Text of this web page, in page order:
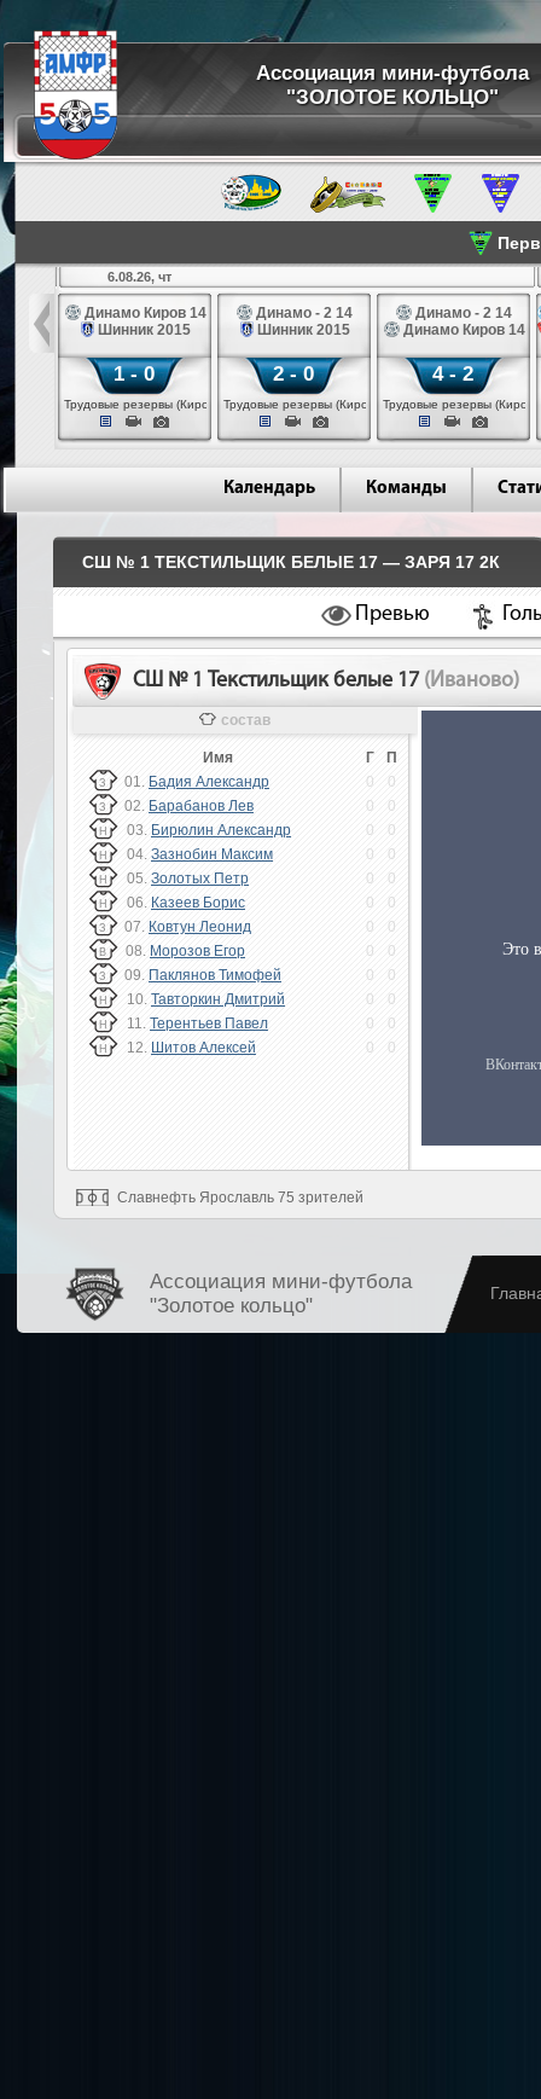
Ассоциация мини-футбола
"ЗОЛОТОЕ КОЛЬЦО"
14
6.08.26, чт
Динамо Киров 14
Шинник 2015
1 - 0
Трудовые резервы (Киров)
Динамо - 2 14
Шинник 2015
2 - 0
Трудовые резервы (Киров)
Динамо - 2 14
Динамо Киров 14
4 - 2
Трудовые резервы (Киров)
Календарь Команды
СШ № 1 ТЕКСТИЛЬЩИК БЕЛЫЕ 17 — ЗАРЯ 17 2К
Превью
СШ № 1 Текстильщик белые 17 (Иваново)
состав
Имя Г П
З 01. Бадия Александр 0 0
З 02. Барабанов Лев 0 0
Н 03. Бирюлин Александр 0 0
Н 04. Зазнобин Максим 0 0
Н 05. Золотых Петр 0 0
Н 06. Казеев Борис 0 0
З 07. Ковтун Леонид 0 0
В 08. Морозов Егор 0 0
З 09. Паклянов Тимофей 0 0
Н 10. Тавторкин Дмитрий 0 0
Н 11. Терентьев Павел 0 0
Н 12. Шитов Алексей 0 0
Славнефть Ярославль 75 зрителей
Ассоциация мини-футбола
"Золотое кольцо"